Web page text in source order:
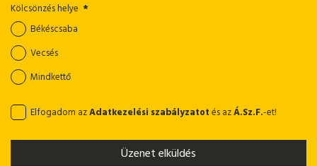
Kölcsönzés helye *
Békéscsaba
Vecsés
Mindkettő
Elfogadom azAdatkezelési szabályzatotés azÁ.Sz.F.-et!
Üzenet elküldés